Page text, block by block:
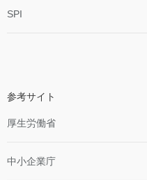
SPI
参考サイト
厚生労働省
中小企業庁